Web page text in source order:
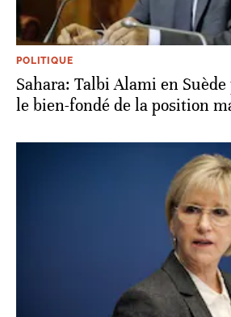
POLITIQUE
Sahara: Talbi Alami en
le bien-fondé de la position